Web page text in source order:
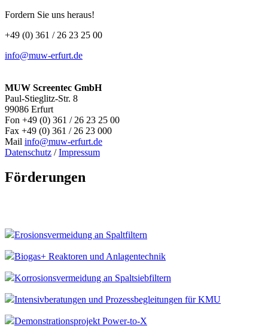
Fordern Sie uns heraus!
+49 (0) 361 / 26 23 25 00
info@muw-erfurt.de
MUW Screentec GmbH
Paul-Stieglitz-Str. 8
99086 Erfurt
Fon +49 (0) 361 / 26 23 25 00
Fax +49 (0) 361 / 26 23 000
Mail info@muw-erfurt.de
Datenschutz /Impressum
Förderungen
Erosionsvermeidung an Spaltfiltern
Biogas+ Reaktoren und Anlagentechnik
Korrosionsvermeidung an Spaltsiebfiltern
Intensivberatungen und Prozessbegleitungen für KMU
Demonstrationsprojekt Power-to-X